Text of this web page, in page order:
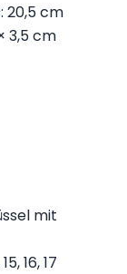
20,5 cm
3,5 cm
mit
16, 17